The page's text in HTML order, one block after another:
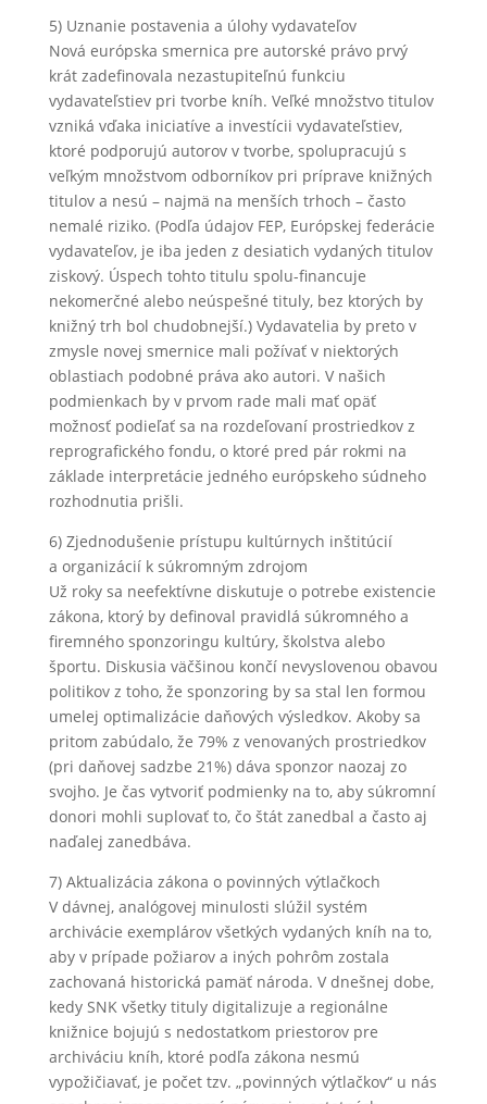
5) Uznanie postavenia a úlohy vydavateľov
Nová európska smernica pre autorské právo prvý
krát zadefinovala nezastupiteľnú funkciu
vydavateľstiev pri tvorbe kníh. Veľké množstvo titulov
vzniká vďaka iniciatíve a investícii vydavateľstiev,
ktoré podporujú autorov v tvorbe, spolupracujú s
veľkým množstvom odborníkov pri príprave knižných
titulov a nesú – najmä na menších trhoch – často
nemalé riziko. (Podľa údajov FEP, Európskej federácie
vydavateľov, je iba jeden z desiatich vydaných titulov
ziskový. Úspech tohto titulu spolu-financuje
nekomerčné alebo neúspešné tituly, bez ktorých by
knižný trh bol chudobnejší.) Vydavatelia by preto v
zmysle novej smernice mali požívať v niektorých
oblastiach podobné práva ako autori. V našich
podmienkach by v prvom rade mali mať opäť
možnosť podieľať sa na rozdeľovaní prostriedkov z
reprografického fondu, o ktoré pred pár rokmi na
základe interpretácie jedného európskeho súdneho
rozhodnutia prišli.
6) Zjednodušenie prístupu kultúrnych inštitúcií
a organizácií k súkromným zdrojom
Už roky sa neefektívne diskutuje o potrebe existencie
zákona, ktorý by definoval pravidlá súkromného a
firemného sponzoringu kultúry, školstva alebo
športu. Diskusia väčšinou končí nevyslovenou obavou
politikov z toho, že sponzoring by sa stal len formou
umelej optimalizácie daňových výsledkov. Akoby sa
pritom zabúdalo, že 79% z venovaných prostriedkov
(pri daňovej sadzbe 21%) dáva sponzor naozaj zo
svojho. Je čas vytvoriť podmienky na to, aby súkromní
donori mohli suplovať to, čo štát zanedbal a často aj
naďalej zanedbáva.
7) Aktualizácia zákona o povinných výtlačkoch
V dávnej, analógovej minulosti slúžil systém
archivácie exemplárov všetkých vydaných kníh na to,
aby v prípade požiarov a iných pohrôm zostala
zachovaná historická pamäť národa. V dnešnej dobe,
kedy SNK všetky tituly digitalizuje a regionálne
knižnice bojujú s nedostatkom priestorov pre
archiváciu kníh, ktoré podľa zákona nesmú
vypožičiavať, je počet tzv. „povinných výtlačkov“ u nás